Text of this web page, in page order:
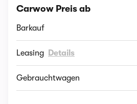
Carwow Preis ab
Barkauf
Leasing Details
Gebrauchtwagen